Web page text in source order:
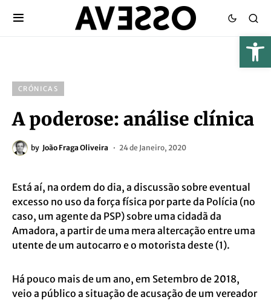
CRÓNICAS
A poderose: análise clínica
by João Fraga Oliveira 24 de Janeiro, 2020
Está aí, na ordem do dia, a discussão sobre eventual
excesso no uso da força física porparte da Polícia (no
caso, um agente da PSP) sobre uma cidadã da
Amadora, a partir de uma mera altercação entre uma
utente de um autocarro e o motorista deste (1).
Há pouco mais de um ano, em Setembro de 2018,
veio a público a situação de acusação de um vereador